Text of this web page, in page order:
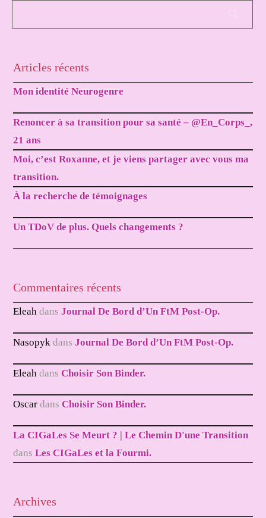
Articles récents
Mon identité Neurogenre
Renoncer à sa transition pour sa santé – @En_Corps_,
21 ans
Moi, c’est Roxanne, et je viens partager avec vous ma
transition.
À la recherche de témoignages
Un TDoV de plus. Quels changements ?
Commentaires récents
Eleah dansJournal De Bord d’Un FtM Post-Op.
Nasopyk dansJournal De Bord d’Un FtM Post-Op.
Eleah dansChoisir Son Binder.
Oscar dansChoisir Son Binder.
La CIGaLes Se Meurt ? | Le Chemin D'une Transition
dansLes CIGaLes et la Fourmi.
Archives